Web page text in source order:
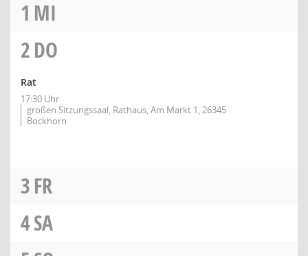
1 MI
2DO
Rat
17:30 Uhr
großen Sitzungssaal, Rathaus, Am Markt 1, 26345
Bockhorn
3FR
4SA